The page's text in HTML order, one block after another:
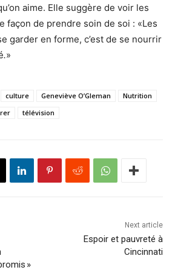
aime. Elle suggère de voir les
façon de prendre soin de soi : «Les
garder en forme, c’est de se nourrir
.»
culture Geneviève O’Gleman
Nutrition
télévision
»
Next article
Espoir et pauvreté à
Cincinnati